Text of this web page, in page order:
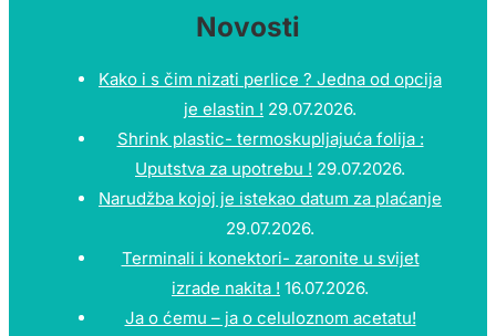
Novosti
Kako i s čim nizati perlice ? Jedna od opcija
je elastin ! 29.07.2026.
Shrink plastic- termoskupljajuća folija :
Uputstva za upotrebu ! 29.07.2026.
Narudžba kojoj je istekao datum za plaćanje
29.07.2026.
Terminali i konektori- zaronite u svijet
izrade nakita ! 16.07.2026.
Ja o ćemu – ja o celuloznom acetatu!